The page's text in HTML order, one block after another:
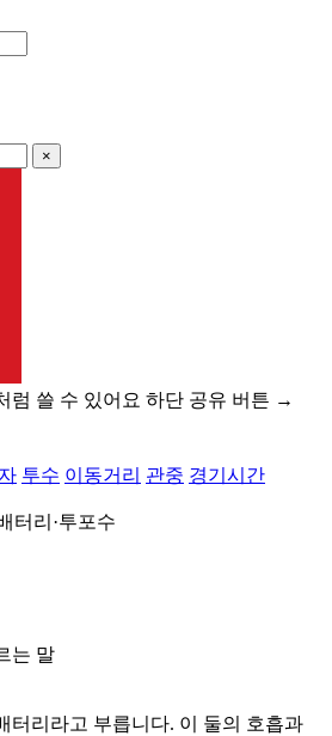
×
럼 쓸 수 있어요 하단 공유 버튼 →
투수 이동거리 관중 경기시간
터리·투포수
는 말
터리라고 부릅니다. 이 둘의 호흡과